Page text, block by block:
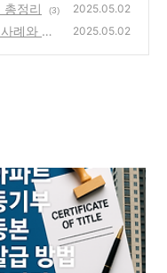
정리 (3) 2025.05.02
례와 예
2025.05.02